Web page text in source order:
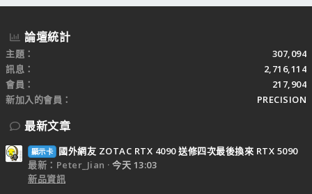
論壇統計
主題
307,094
訊息
2,716,114
會員
217,904
新加入的會員
PRECISION
最新文章
顯示卡
國外網友 ZOTAC RTX 4090 送修四次最後換來 RTX 5090
最新：Peter_Jian
今天 13:03
新品資訊